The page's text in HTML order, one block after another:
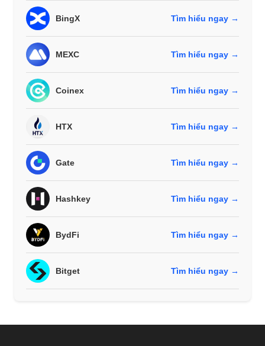
BingX Tìm hiểu ngay →
MEXC Tìm hiểu ngay →
Coinex Tìm hiểu ngay →
HTX Tìm hiểu ngay →
Gate Tìm hiểu ngay →
Hashkey Tìm hiểu ngay →
BydFi Tìm hiểu ngay →
Bitget Tìm hiểu ngay →